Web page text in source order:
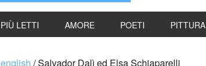
PIÙ LETTI AMORE POETI PITTURA
english /Salvador Dalì ed Elsa Schiaparelli